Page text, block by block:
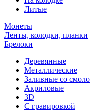
Литые
Монеты
Ленты, колодки, планки
Брелоки
Деревянные
Металлические
Заливные со
Акриловые
3D
C гравировкой